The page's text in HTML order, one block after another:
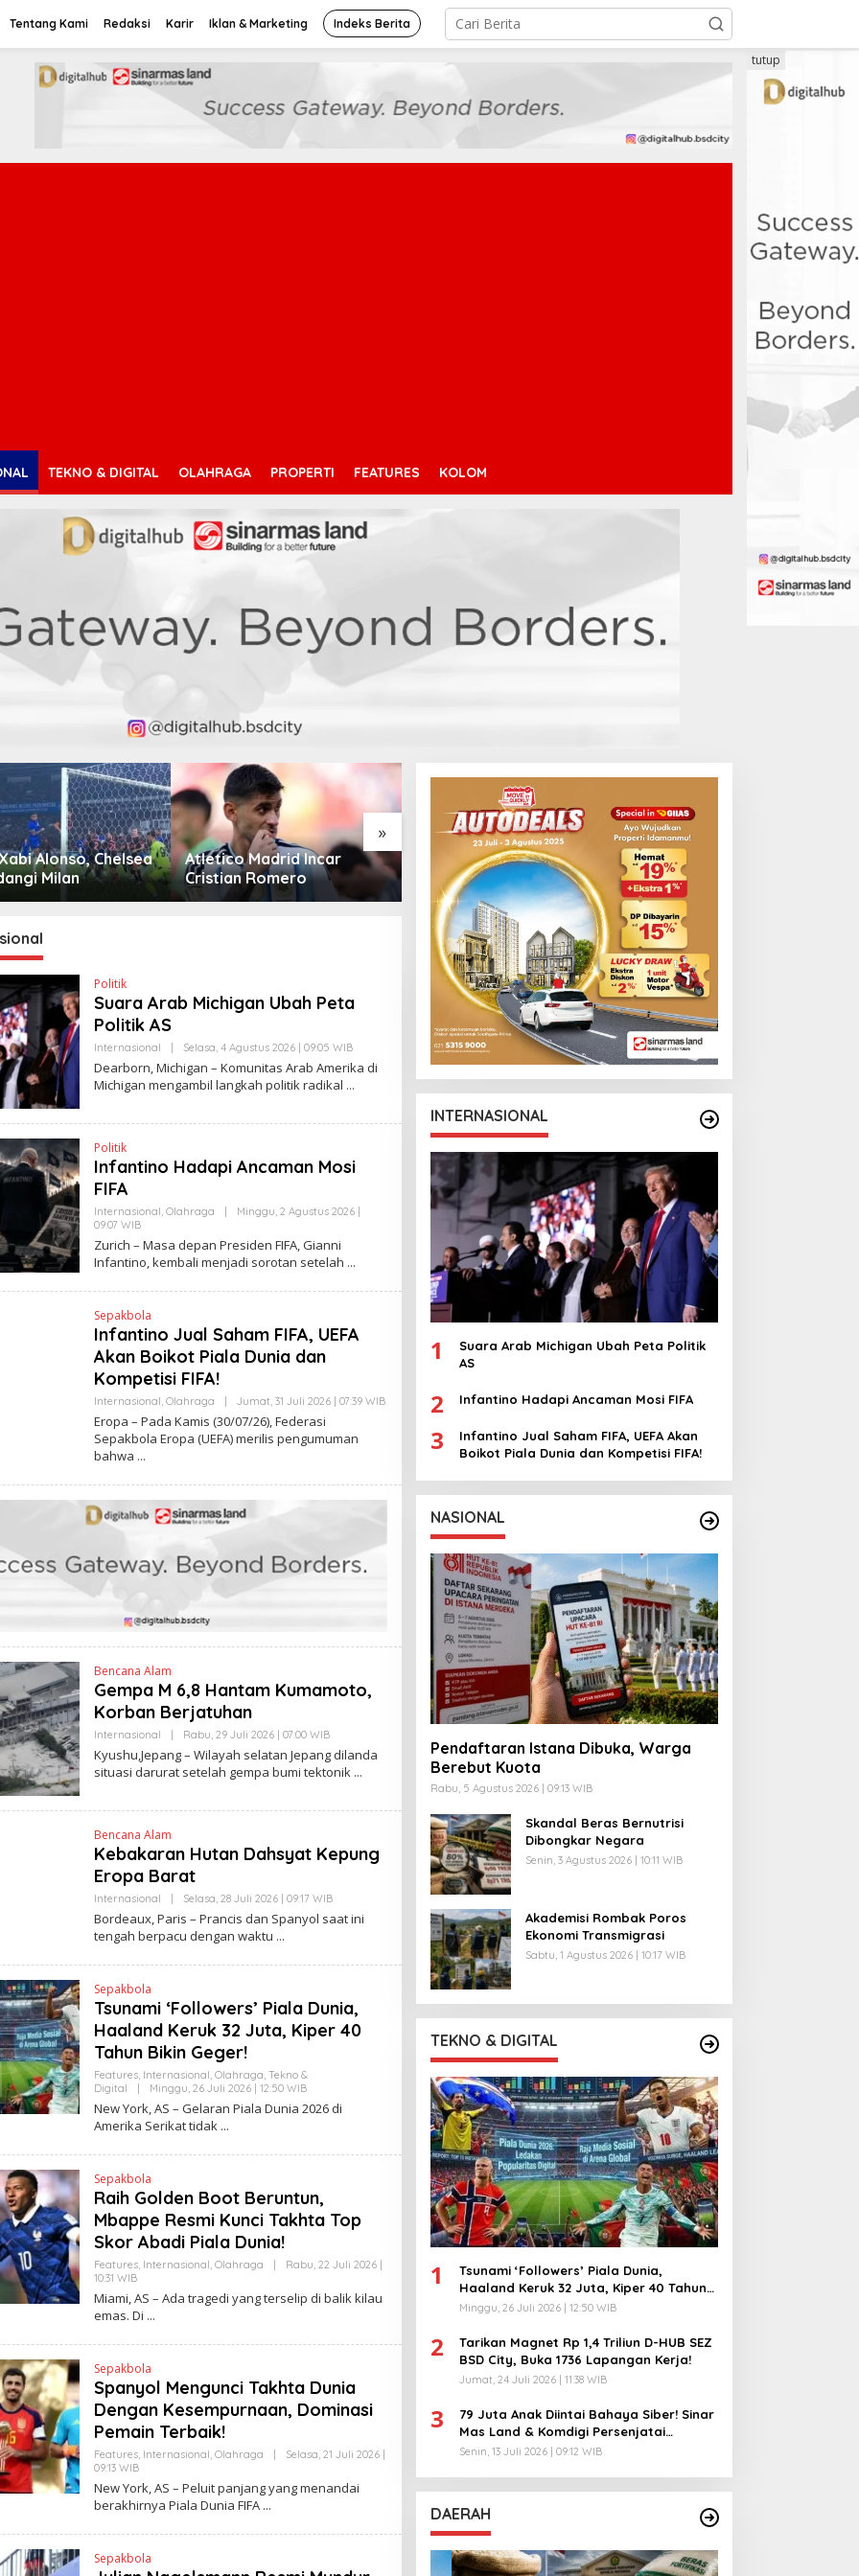
Tentang Kami Redaksi Karir Iklan & Marketing Indeks Berita
TEKNO & DIGITAL OLAHRAGA PROPERTI FEATURES KOLOM
tutup
»
Alonso, Chelsea
Milan
Atletico Madrid Incar
Cristian Romero
Chelsea Datangi Jakarta
Demi AC Milan
Sabalenka Tersingkir Dini di
Canadian Open
Politik
Suara Arab Michigan Ubah Peta
Politik AS
Internasional | Selasa, 4 Agustus 2026 | 09:05 WIBO
E
H
N
N
S
K
Dearborn, Michigan – Komunitas Arab Amerika di
Michigan mengambil langkah politik radikal
Politik
Infantino Hadapi Ancaman Mosi
FIFA
Internasional, Olahraga |
Minggu, 2 Agustus 2026 |
09:07 WIBO
L
E
H
A
T
I
N
E
W
S
L
N
K
Zurich – Masa depan Presiden FIFA, Gianni
Infantino, kembali menjadi sorotan setelah
Sepakbola
Infantino Jual Saham FIFA, UEFA
Akan Boikot Piala Dunia dan
Kompetisi FIFA!
Internasional, Olahraga | Jumat, 31 Juli 2026 | 07:39 WIBO
I
Eropa – Pada Kamis (30/07/26), Federasi
Sepakbola Eropa (UEFA) merilis pengumuman
bahwa
Bencana Alam
Gempa M 6,8 Hantam Kumamoto,
Korban Berjatuhan
Internasional Rabu, 29 Juli 2026 | 07:00 WIBO
E
H
N
N
S
I
Kyushu,Jepang – Wilayah selatan Jepang dilanda
situasi darurat setelah gempa bumi tektonik
Bencana Alam
Kebakaran Hutan Dahsyat Kepung
Eropa Barat
Internasional Selasa, 28 Juli 2026 | 09:17 WIBO
E
A
I
E
K
Bordeaux, Paris – Prancis dan Spanyol saat ini
tengah berpacu dengan waktu
Sepakbola
Tsunami ‘Followers’ Piala Dunia,
Haaland Keruk 32 Juta, Kiper 40
Tahun Bikin Geger!
Features, Internasional, Olahraga, Tekno &
Digital
Minggu, 26 Juli 2026 | 12:50 WIBO
L
E
E
R
N
S
N
New York, AS – Gelaran Piala Dunia 2026 di
Amerika Serikat tidak
Sepakbola
Raih Golden Boot Beruntun,
Mbappe Resmi Kunci Takhta Top
Skor Abadi Piala Dunia!
Features, Internasional, Olahraga
Rabu, 22 Juli 2026 |
10:31 WIBO
L
E
H
E
D
R
A
N
E
W
S
L
N
K
Miami, AS – Ada tragedi yang terselip di balik kilau
emas. Di
Sepakbola
Spanyol Mengunci Takhta Dunia
Dengan Kesempurnaan, Dominasi
Pemain Terbaik!
Features, Internasional, Olahraga
Selasa, 21 Juli 2026 |
09:13 WIBO
E
H
E
D
New York, AS – Peluit panjang yang menandai
berakhirnya Piala Dunia FIFA
Sepakbola
INTERNASIONAL
1
Suara Arab Michigan Ubah Peta Politik
AS
2 Infantino Hadapi Ancaman Mosi FIFA
3
Infantino Jual Saham FIFA, UEFA Akan
Boikot Piala Dunia dan Kompetisi FIFA!
NASIONAL
Pendaftaran Istana Dibuka, Warga
Berebut Kuota
Rabu, 5 Agustus 2026 | 09:13 WIB
Skandal Beras Bernutrisi
Dibongkar Negara
Senin, 3 Agustus 2026 | 10:11 WIB
Akademisi Rombak Poros
Ekonomi Transmigrasi
Sabtu, 1 Agustus 2026 | 10:17 WIB
TEKNO & DIGITAL
1
Tsunami ‘Followers’ Piala Dunia,
Haaland Keruk 32 Juta, Kiper 40 Tahun
Bikin Geger!
Minggu, 26 Juli 2026 | 12:50 WIB
2
Tarikan Magnet Rp 1,4 Triliun D-HUB SEZ
BSD City, Buka 1736 Lapangan Kerja!
Jumat, 24 Juli 2026 | 11:38 WIB
3
79 Juta Anak Diintai Bahaya Siber! Sinar
Mas Land & Komdigi Persenjatai
Ratusan Guru!
Senin, 13 Juli 2026 | 09:12 WIB
DAERAH